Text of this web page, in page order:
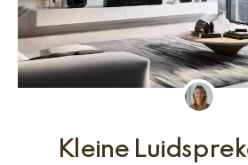
Kleine